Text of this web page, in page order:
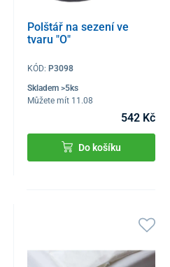
Polštář na sezení ve
tvaru "O"
KÓD: P3098
Skladem >5ks
Můžete mít 11.08
542 Kč
Do košíku